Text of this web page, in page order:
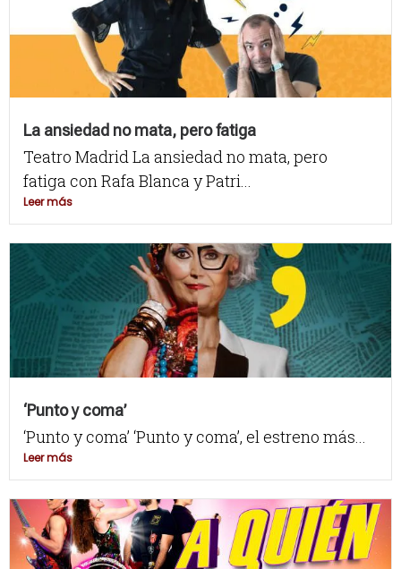
La ansiedad no mata, pero fatiga
Teatro Madrid La ansiedad no mata, pero
fatiga con Rafa Blanca y Patri...
Leer más
‘Punto y coma’
‘Punto y coma’ ‘Punto y coma’, el estreno más...
Leer más